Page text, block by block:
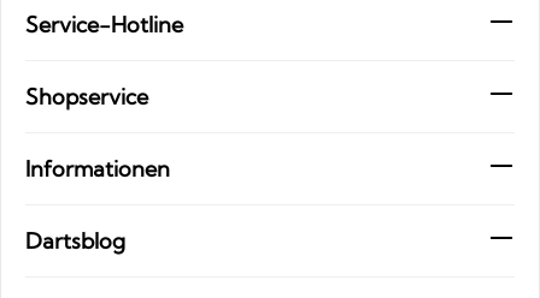
Service-Hotline
Shopservice
Informationen
Dartsblog